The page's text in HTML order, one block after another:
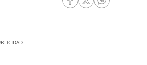
RRSS Facebook
RRSS Twitter
RRSS